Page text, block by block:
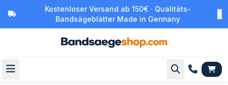
Kostenloser Versand ab 150€ · Qualitäts-
Bandsägeblätter Made in Germany